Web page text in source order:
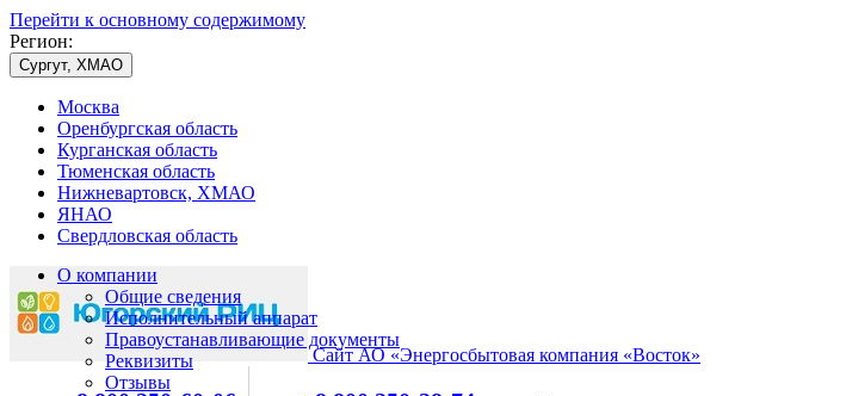
Перейти к основному содержимому
Регион:
Сургут, ХМАО
Москва
Оренбургская область
Курганская область
Тюменская область
Нижневартовск, ХМАО
ЯНАО
Свердловская область
Сайт АО «Энергосбытовая компания «Восток»
О компании
Общие сведения
Исполнительный аппарат
Правоустанавливающие документы
Реквизиты
Отзывы